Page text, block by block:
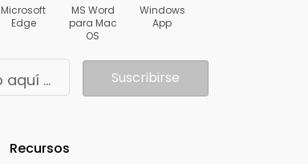
Microsoft
Edge
MS Word
para Mac
OS
Windows
App
Ingrese su correo electrónico aquí para recibir noticias de Trinka Suscribirse
Recursos